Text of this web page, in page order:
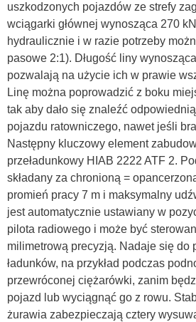
uszkodzonych pojazdów ze strefy
wciągarki głównej wynosząca 270
hydraulicznie i w razie potrzeby
pasowe 2:1). Długość liny
pozwalają na użycie ich w prawie
Linę można poprowadzić z boku
tak aby dało się znaleźć
pojazdu ratowniczego, nawet jeśli
Następny kluczowy element
przeładunkowy HIAB 2222 ATF 2.
składany za chronioną =
promień pracy 7 m i maksymalny
jest automatycznie ustawiany w
pilota radiowego i może być
milimetrową precyzją. Nadaje się do
ładunków, na przykład podczas
przewróconej ciężarówki, zanim
pojazd lub wyciągnąć go z rowu.
żurawia zabezpieczają cztery